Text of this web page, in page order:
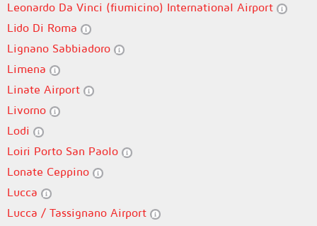
Leonardo Da Vinci (fiumicino) International Airport
Lido Di Roma
Lignano Sabbiadoro
Limena
Linate Airport
Livorno
Lodi
Loiri Porto San Paolo
Lonate Ceppino
Lucca
Lucca / Tassignano Airport